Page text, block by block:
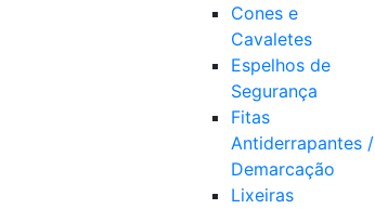
Cones e
Cavaletes
Espelhos de
Segurança
Fitas
Antiderrapantes /
Demarcação
Lixeiras